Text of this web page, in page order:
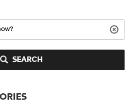
SEARCH